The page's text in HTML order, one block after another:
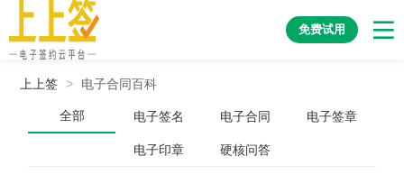
免费试用
上上签 > 电子合同百科
全部 电子签名 电子合同 电子签章
电子印章 硬核问答